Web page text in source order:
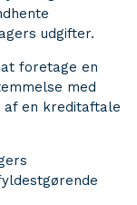
udgifter.
foretage en
med
en kreditaftale